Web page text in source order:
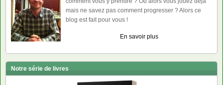
mais ne savez pas comment progresser ? Alors ce
blog est fait pour vous !
En savoir plus
Notre série de livres